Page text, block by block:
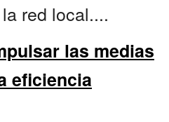
red local....
las medias
eficiencia